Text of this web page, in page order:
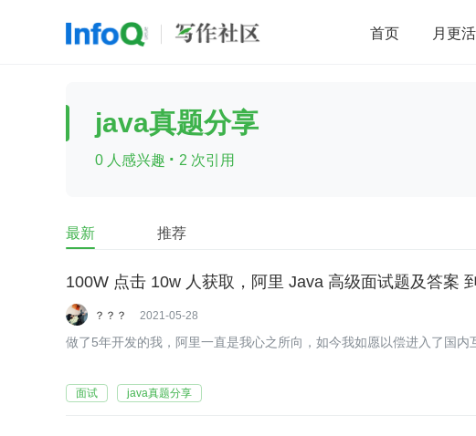
首页 月更
前端 AI 大数据
查看更多
java真题分享
0 人感兴趣 · 2 次引用
最新 推荐
100W 点击 10w 人获取，阿里 Java 高级面试题及答案
？？？ 2021-05-28
做了5年开发的我，阿里一直是我心之所向，如今我如愿以偿进入了国
面试 java真题分享